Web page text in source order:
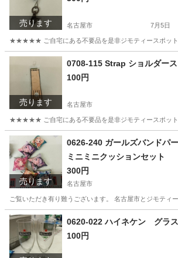
売ります 名古屋市 7月5日
★★★★★ ご自宅にある不要品を是非ジモティースポット
愛知 名古屋市 現地
売ります
0708-115 Strap ショルダー
100円
名古屋市
★★★★★ ご自宅にある不要品を是非ジモティースポット
愛知 名古屋市 現地
売ります
0626-240 ガールズバンドパ
ミニミニクッションセット
300円
名古屋市
ご覧いただき有り難うございます。 名古屋市とジモテ
愛知 名古屋市 リユース
0620-022 ハイネケン グラ
100円